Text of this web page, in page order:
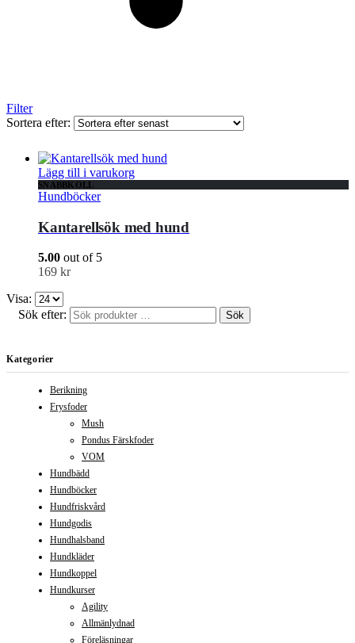
Filter
Sortera efter:
Lägg till i varukorg
SNABBKOLL
Hundböcker
Kantarellsök med hund
5.00 out of 5
169 kr
Visa:
Sök efter:
Sök
Kategorier
Berikning
Frysfoder
Mush
Pondus Färskfoder
VOM
Hundbädd
Hundböcker
Hundfriskvård
Hundgodis
Hundhalsband
Hundkläder
Hundkoppel
Hundkurser
Agility
Allmänlydnad
Föreläsningar